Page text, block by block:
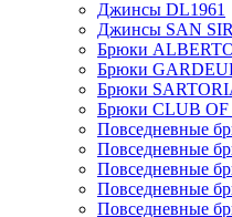
Джинсы DL1961
Джинсы SAN
Брюки
Брюки
Брюки
Брюки CLUB OF
Повседневные
Повседневные
Повседневные
Повседневные
Повседневные